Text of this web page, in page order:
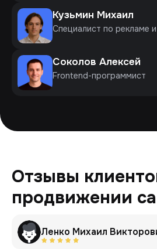
Кузьмин Михаил
Специалист по рекламе
Соколов Алексей
Frontend-программист
Отзывы
продвижении
Ленко Михаил